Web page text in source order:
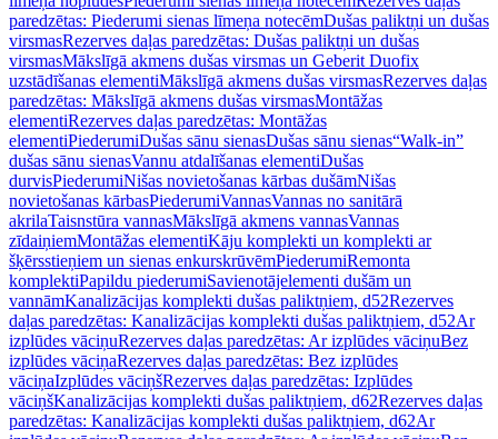
paredzētas: Piederumi sienas līmeņa notecēmDušas paliktņi un dušas
virsmasRezerves daļas paredzētas: Dušas paliktņi un dušas
virsmasMākslīgā akmens dušas virsmas un Geberit Duofix
uzstādīšanas elementiMākslīgā akmens dušas virsmasRezerves daļas
paredzētas: Mākslīgā akmens dušas virsmasMontāžas
elementiRezerves daļas paredzētas: Montāžas
elementiPiederumiDušas sānu sienasDušas sānu sienas“Walk-in”
dušas sānu sienasVannu atdalīšanas elementiDušas
durvisPiederumiNišas novietošanas kārbas dušāmNišas
novietošanas kārbasPiederumiVannasVannas no sanitārā
akrilaTaisnstūra vannasMākslīgā akmens vannasVannas
zīdaiņiemMontāžas elementiKāju komplekti un komplekti ar
šķērsstieņiem un sienas enkurskrūvēmPiederumiRemonta
komplektiPapildu piederumiSavienotājelementi dušām un
vannāmKanalizācijas komplekti dušas paliktņiem, d52Rezerves
daļas paredzētas: Kanalizācijas komplekti dušas paliktņiem, d52Ar
izplūdes vāciņuRezerves daļas paredzētas: Ar izplūdes vāciņuBez
izplūdes vāciņaRezerves daļas paredzētas: Bez izplūdes
vāciņaIzplūdes vāciņšRezerves daļas paredzētas: Izplūdes
vāciņšKanalizācijas komplekti dušas paliktņiem, d62Rezerves daļas
paredzētas: Kanalizācijas komplekti dušas paliktņiem, d62Ar